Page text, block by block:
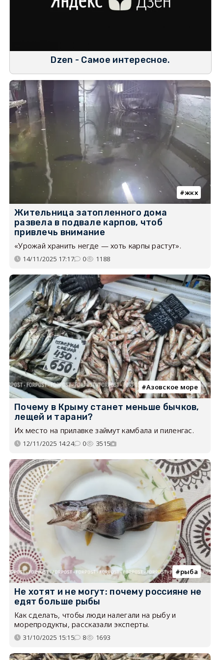
Dzen - Самое интересное.
жкх
Жительница затопленного дома
развела в подвале карпов, чтоб
привлечь внимание
«Урожай хранить негде — хоть карпы растут».
14/11/2025 17:17 0 1188
Азовское море
Почему в Крыму станет меньше бычков,
лещей и тарани?
Их место на прилавке займут камбала и пиленгас.
12/11/2025 14:24 0 3515
рыба
Не хотят и не могут: почему россияне не
едят больше рыбы
Как сделать, чтобы люди налегали на рыбу и
морепродукты, рассказали эксперты.
31/10/2025 15:15 8 1693